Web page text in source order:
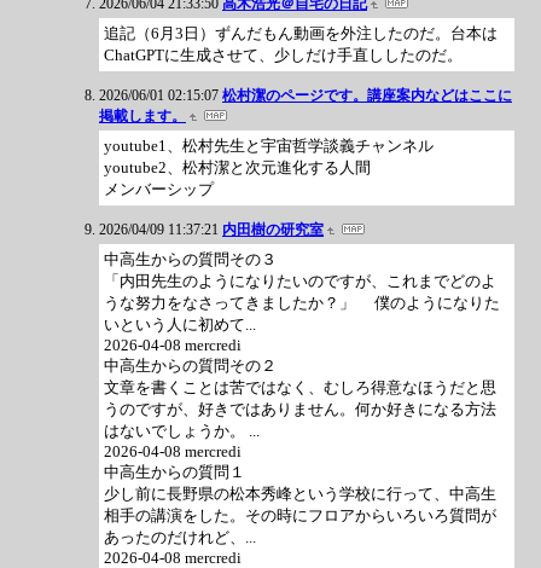
2026/06/04 21:33:50 高木浩光＠自宅の日記
追記（6月3日）ずんだもん動画を外注したのだ。台本は
ChatGPTに生成させて、少しだけ手直ししたのだ。
2026/06/01 02:15:07 松村潔のページです。講座案内などはここに
掲載します。
youtube1、松村先生と宇宙哲学談義チャンネル
youtube2、松村潔と次元進化する人間
メンバーシップ
2026/04/09 11:37:21 内田樹の研究室
中高生からの質問その３
「内田先生のようになりたいのですが、これまでどのよ
うな努力をなさってきましたか？」 僕のようになりた
いという人に初めて...
2026-04-08 mercredi
中高生からの質問その２
文章を書くことは苦ではなく、むしろ得意なほうだと思
うのですが、好きではありません。何か好きになる方法
はないでしょうか。 ...
2026-04-08 mercredi
中高生からの質問１
少し前に長野県の松本秀峰という学校に行って、中高生
相手の講演をした。その時にフロアからいろいろ質問が
あったのだけれど、...
2026-04-08 mercredi